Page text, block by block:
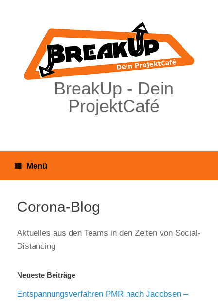
BreakUp - Dein
ProjektCafé
Menü
Corona-Blog
Aktuelles aus den Teams in den Zeiten von Social-
Distancing
Neueste Beiträge
Entspannungsverfahren PMR nach Jacobsen –